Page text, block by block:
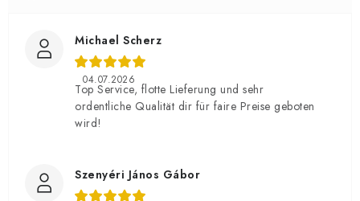
Michael Scherz
04.07.2026
Top Service, flotte Lieferung und sehr
ordentliche Qualität dir für faire Preise geboten
wird!
Szenyéri János Gábor